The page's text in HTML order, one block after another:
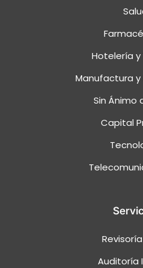
Hotelería y
Manufactura y
Sin Ánimo
Capital
Auditoría